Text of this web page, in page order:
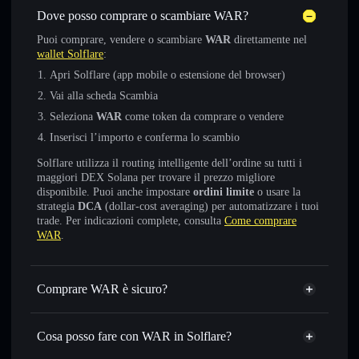
Dove posso comprare o scambiare WAR?
Puoi comprare, vendere o scambiare WAR direttamente nel
wallet Solflare:
Apri Solflare (app mobile o estensione del browser)
Vai alla scheda Scambia
Seleziona WAR come token da comprare o vendere
Inserisci l’importo e conferma lo scambio
Solflare utilizza il routing intelligente dell’ordine su tutti i
maggiori DEX Solana per trovare il prezzo migliore
disponibile. Puoi anche impostare ordini limite o usare la
strategia DCA (dollar-cost averaging) per automatizzare i tuoi
trade. Per indicazioni complete, consulta Come comprare
WAR.
Comprare WAR è sicuro?
WAR token verificato
Cosa posso fare con WAR in Solflare?